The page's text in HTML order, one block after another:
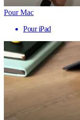
Pour Mac
Pour iPad